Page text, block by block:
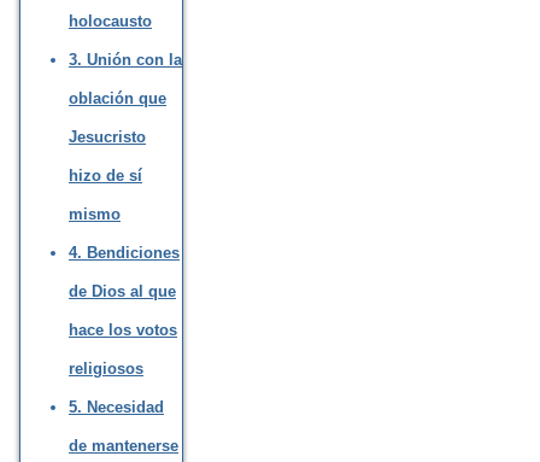
holocausto
3. Unión con la
oblación que
Jesucristo
hizo de sí
mismo
4. Bendiciones
de Dios al que
hace los votos
religiosos
5. Necesidad
de mantenerse